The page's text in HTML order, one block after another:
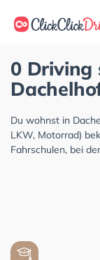
0 Driving
Du wohnst in
LKW, Motorrad)
Fahrschulen, bei